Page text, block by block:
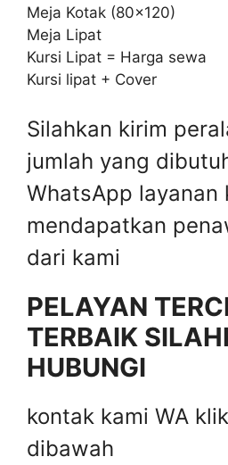
Meja Kotak (80×120)
Meja Lipat
Kursi Lipat = Harga sewa
Kursi lipat + Cover
Silahkan kirim
jumlah yang
WhatsApp layanan
mendapatkan
dari kami
PELAYAN
TERBAIK
HUBUNGI
kontak kami WA
dibawah